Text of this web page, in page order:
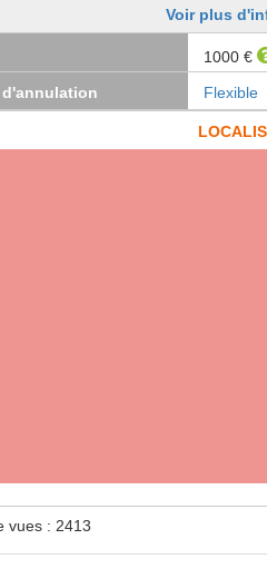
Voir plus
1000 €
Flexible
vues : 2413